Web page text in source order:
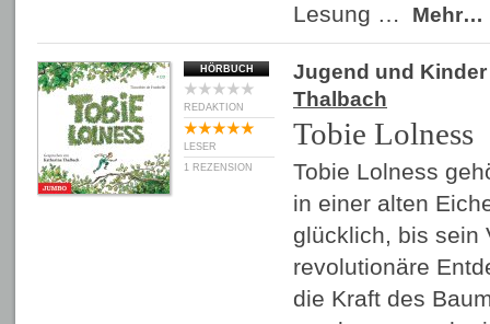
Lesung …
Mehr…
HÖRBUCH
REDAKTION
LESER
1 REZENSION
Jugend und Kinder
Thalbach
Tobie Lolness
Tobie Lolness
in einer alten
glücklich, bis sein
revolutionäre
die Kraft des